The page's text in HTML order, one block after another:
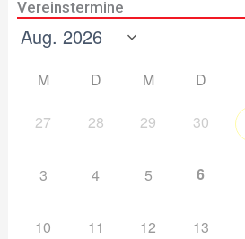
Vereinstermine
M D M D
27 28 29 30
3 4 5 6
10 11 12 13